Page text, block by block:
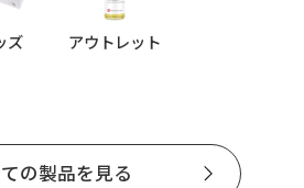
ズ アウトレット
の製品を見る